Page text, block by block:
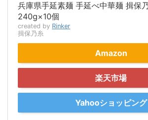
兵庫県手延素麺 手延べ中華麺 揖保
240g×10個
created by Rinker
揖保乃糸
Amazon
楽天市場
Yahooショッピング